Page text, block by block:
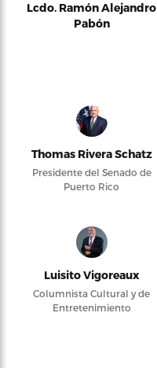
Lcdo. Ramón Alejandro
Pabón
Thomas Rivera Schatz
Presidente del Senado de
Puerto Rico
Luisito Vigoreaux
Columnista Cultural y de
Entretenimiento